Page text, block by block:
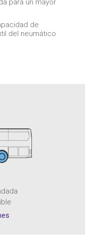
para un mayor
de
del neumático